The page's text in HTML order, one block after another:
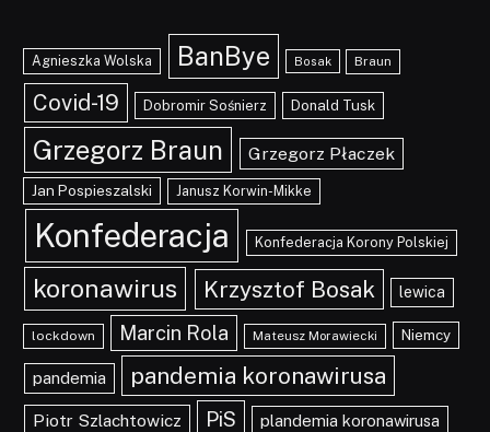
Agnieszka Wolska BanBye Bosak Braun
Covid-19 Dobromir Sośnierz Donald Tusk
Grzegorz Braun Grzegorz Płaczek
Jan Pospieszalski Janusz Korwin-Mikke
Konfederacja Konfederacja Korony Polskiej
koronawirus Krzysztof Bosak lewica
lockdown Marcin Rola Mateusz Morawiecki Niemcy
pandemia pandemia koronawirusa
Piotr Szlachtowicz PiS plandemia koronawirusa